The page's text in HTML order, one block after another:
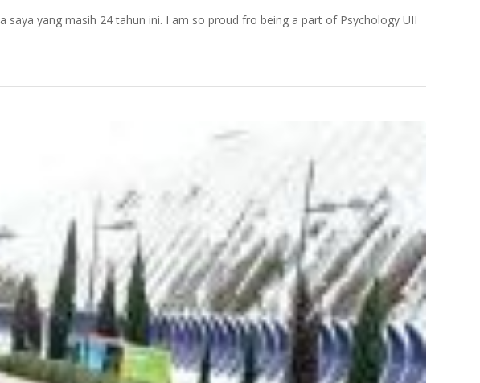
saya yang masih 24 tahun ini. I am so proud fro being a part of Psychology UII